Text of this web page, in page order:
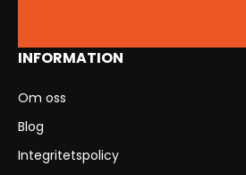
INFORMATION
Om oss
Blog
Integritetspolicy